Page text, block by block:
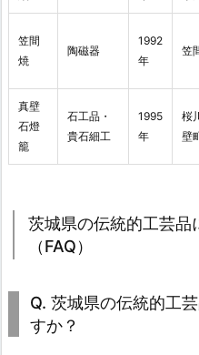
笠間
焼
陶磁器
1992
年
笠
真壁
石燈
籠
石工品・
貴石細工
1995
年
桜
壁
茨城県の伝統的工芸品
（FAQ）
Q. 茨城県の伝統的工
すか？